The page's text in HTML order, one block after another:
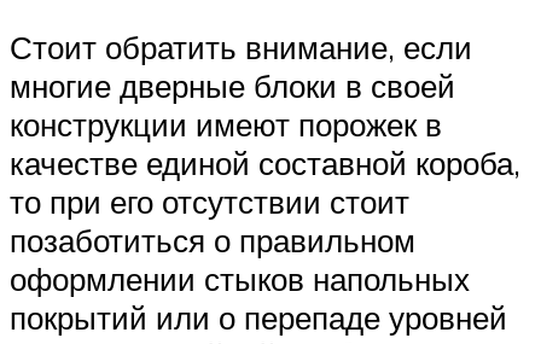
Стоит обратить внимание, если
многие дверные блоки в своей
конструкции имеют порожек в
качестве единой составной короба,
то при его отсутствии стоит
позаботиться о правильном
оформлении стыков напольных
покрытий или о перепаде уровней